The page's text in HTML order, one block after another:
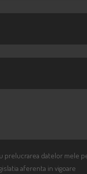
prelucrarea datelor mele
aferenta in vigoare